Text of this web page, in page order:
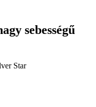
sebességű
Star